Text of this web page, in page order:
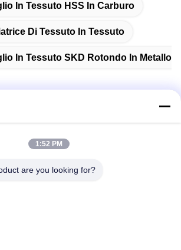
In Tessuto HSS In Carburo
Di Tessuto In Tessuto
In Tessuto SKD Rotondo In Metallo
ROAD, DISTRETTO DI WUJIN, CITTÀ DI
1:52 PM
are you looking for?